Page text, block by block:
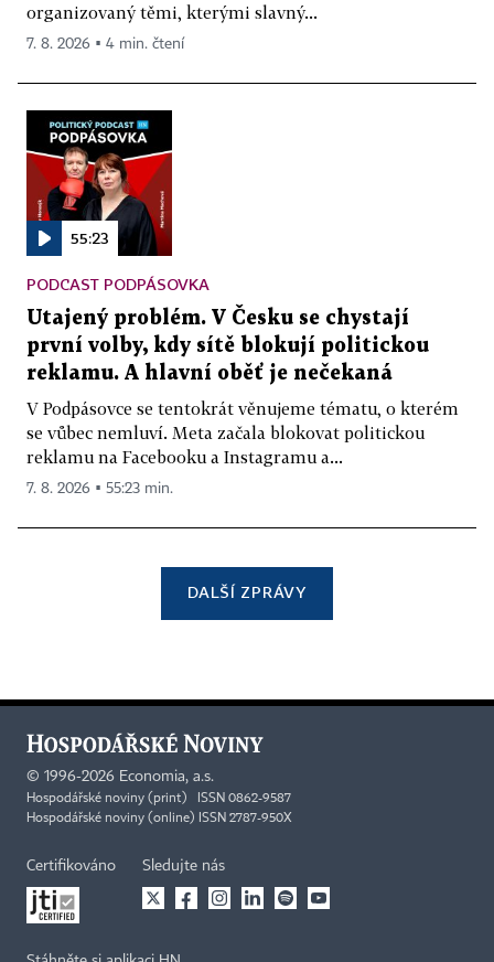
organizovaný těmi, kterými slavný...
7. 8. 2026 ▪ 4 min. čtení
55:23
PODCAST PODPÁSOVKA
Utajený problém. V Česku se chystají
první volby, kdy sítě blokují politickou
reklamu. A hlavní oběť je nečekaná
V Podpásovce se tentokrát věnujeme tématu, o kterém
se vůbec nemluví. Meta začala blokovat politickou
reklamu na Facebooku a Instagramu a...
7. 8. 2026 ▪ 55:23 min.
DALŠÍ ZPRÁVY
© 1996-2026 Economia, a.s.
Hospodářské noviny (print) ISSN 0862-9587
Hospodářské noviny (online) ISSN 2787-950X
Certifikováno Sledujte nás